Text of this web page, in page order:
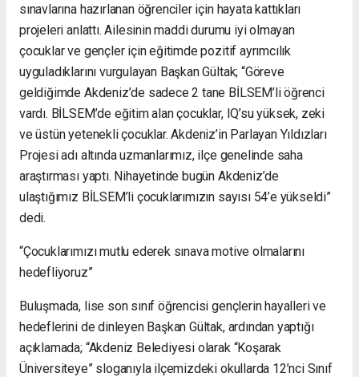
sınavlarına hazırlanan öğrenciler için hayata kattıkları
projeleri anlattı. Ailesinin maddi durumu iyi olmayan
çocuklar ve gençler için eğitimde pozitif ayrımcılık
uyguladıklarını vurgulayan Başkan Gültak; “Göreve
geldiğimde Akdeniz’de sadece 2 tane BİLSEM’li öğrenci
vardı. BİLSEM’de eğitim alan çocuklar, IQ’su yüksek, zeki
ve üstün yetenekli çocuklar. Akdeniz’in Parlayan Yıldızları
Projesi adı altında uzmanlarımız, ilçe genelinde saha
araştırması yaptı. Nihayetinde bugün Akdeniz’de
ulaştığımız BİLSEM’li çocuklarımızın sayısı 54’e yükseldi”
dedi.
“Çocuklarımızı mutlu ederek sınava motive olmalarını
hedefliyoruz”
Buluşmada, lise son sınıf öğrencisi gençlerin hayalleri ve
hedeflerini de dinleyen Başkan Gültak, ardından yaptığı
açıklamada; “Akdeniz Belediyesi olarak “Koşarak
Üniversiteye” sloganıyla ilçemizdeki okullarda 12’nci Sınıf